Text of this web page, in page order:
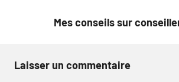
Mes conseils sur
Laisser un commentaire